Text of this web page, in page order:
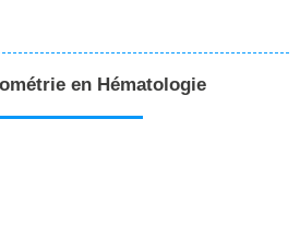
en Hématologie